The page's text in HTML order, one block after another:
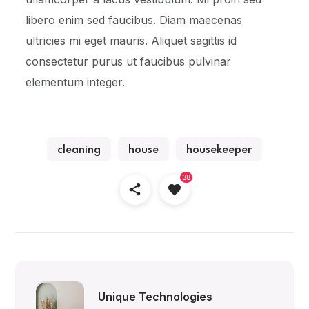
libero enim sed faucibus. Diam maecenas
ultricies mi eget mauris. Aliquet sagittis id
consectetur purus ut faucibus pulvinar
elementum integer.
cleaning house housekeeper
38
Unique Technologies